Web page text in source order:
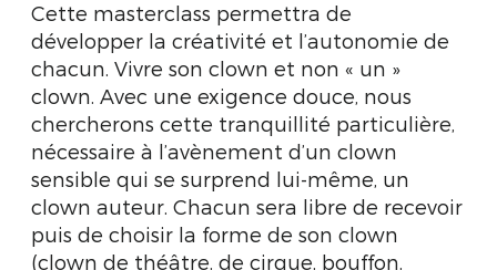
Cette masterclass permettra de
développer la créativité et l’autonomie de
chacun. Vivre son clown et non « un »
clown. Avec une exigence douce, nous
chercherons cette tranquillité particulière,
nécessaire à l’avènement d’un clown
sensible qui se surprend lui-même, un
clown auteur. Chacun sera libre de recevoir
puis de choisir la forme de son clown
(clown de théâtre, de cirque, bouffon,